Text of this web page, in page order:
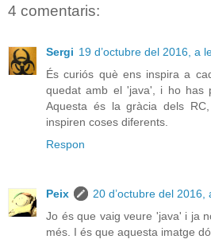
4 comentaris:
Sergi 19 d’octubre del 2016, a
És curiós què ens inspira a
quedat amb el 'java', i ho has
Aquesta és la gràcia dels
inspiren coses diferents.
Respon
Peix
20 d’octubre del 2016,
Jo és que vaig veure 'java' i ja
més. I és que aquesta imatge